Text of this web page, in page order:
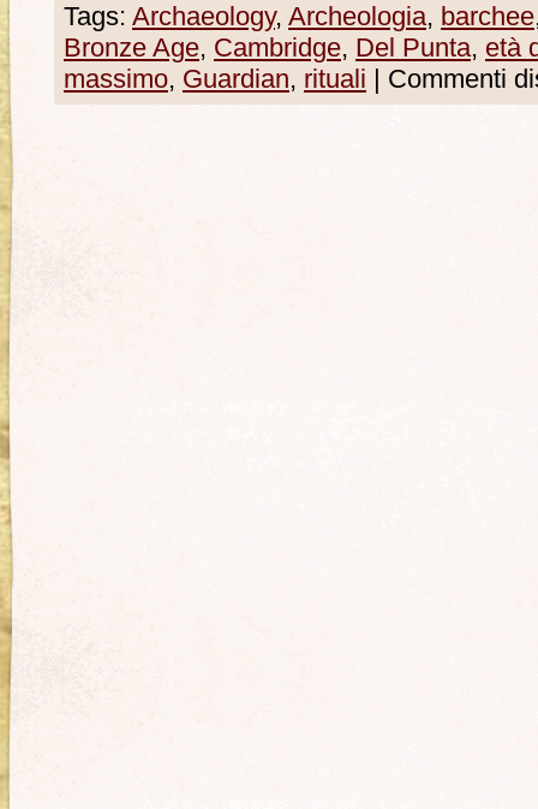
Tags: Archaeology, Archeologia, barchee
Bronze Age, Cambridge, Del Punta, età
massimo, Guardian, rituali Commenti